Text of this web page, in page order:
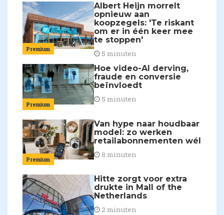
Premium
Albert Heijn morrelt
opnieuw aan
koopzegels: 'Te riskant
om er in één keer mee
te stoppen'
5 minuten
Premium
Hoe video-AI derving,
fraude en conversie
beïnvloedt
5 minuten
Premium
Van hype naar houdbaar
model: zo werken
retailabonnementen wél
8 minuten
Hitte zorgt voor extra
drukte in Mall of the
Netherlands
2 minuten